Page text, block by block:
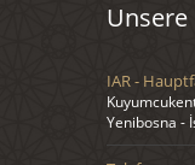
IAR -
Yenibosna -